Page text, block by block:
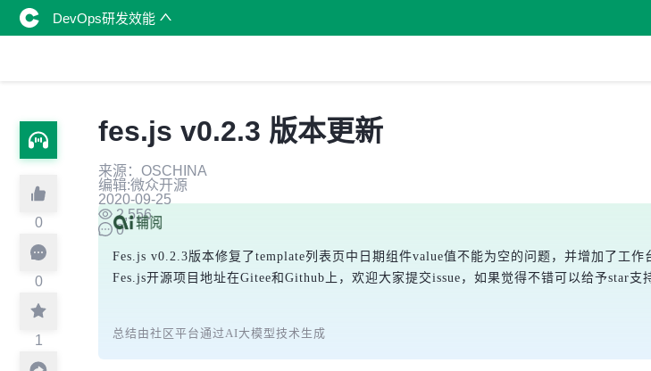
DevOps研发效能
0
0
1
fes.js v0.2.3 版本更新
来源：OSCHINA
编辑:微众开源
2020-09-25
2,556
0
Fes.js v0.2.3版本修复了template列表页中日期组件value值不能为空的问题，并增加了工
Fes.js开源项目地址在Gitee和Github上，欢迎大家提交issue，如果觉得不错可以给予star支
总结由社区平台通过AI大模型技术生成